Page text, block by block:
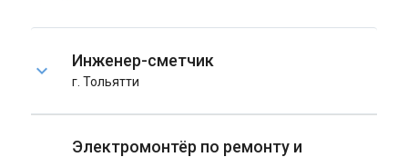
Инженер-сметчик
г. Тольятти
Электромонтёр по ремонту и